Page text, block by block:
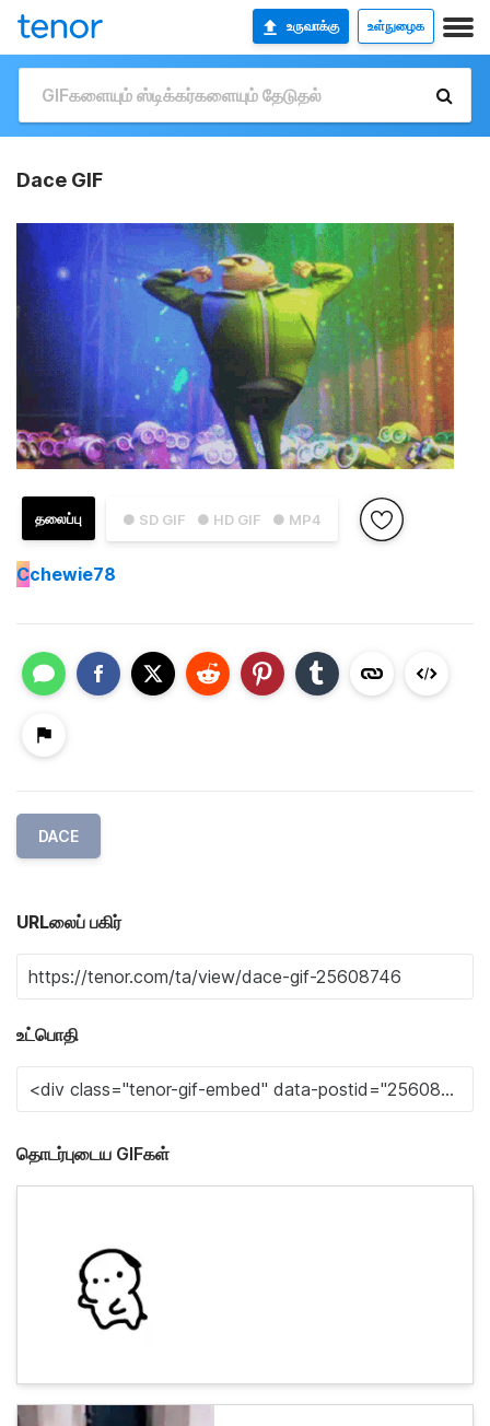
உருவாக்கு உள்நுழைக
Dace GIF
● SD GIF ● HD GIF ● MP4
தலைப்பு
Cchewie78
DACE
URLலைப் பகிர்
உட்பொதி
தொடர்புடைய GIFகள்